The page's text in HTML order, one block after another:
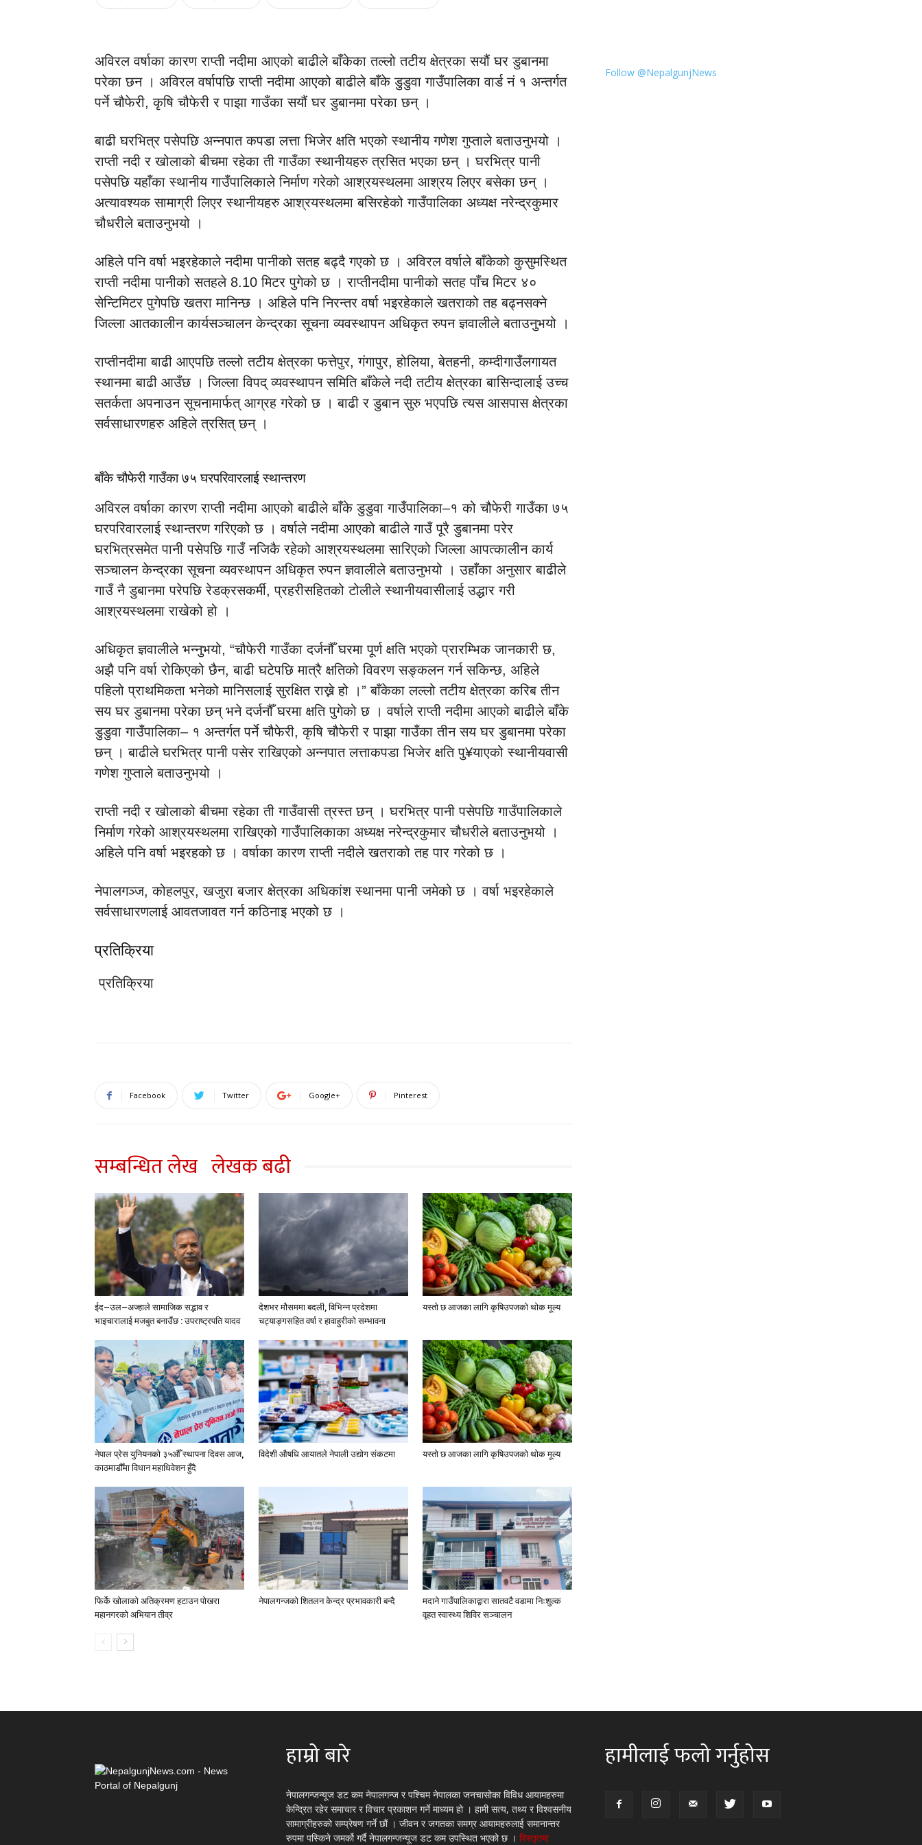
अविरल वर्षाका कारण राप्ती नदीमा आएको बाढीले बाँकेका तल्लो तटीय क्षेत्रका सयौं घर डुबानमा
परेका छन । अविरल वर्षापछि राप्ती नदीमा आएको बाढीले बाँके डुडुवा गाउँपालिका वार्ड नं १ अन्तर्गत
पर्ने चौफेरी, कृषि चौफेरी र पाझा गाउँका सयौं घर डुबानमा परेका छन् ।
बाढी घरभित्र पसेपछि अन्नपात कपडा लत्ता भिजेर क्षति भएको स्थानीय गणेश गुप्ताले बताउनुभयो ।
राप्ती नदी र खोलाको बीचमा रहेका ती गाउँका स्थानीयहरु त्रसित भएका छन् । घरभित्र पानी
पसेपछि यहाँका स्थानीय गाउँपालिकाले निर्माण गरेको आश्रयस्थलमा आश्रय लिएर बसेका छन् ।
अत्यावश्यक सामाग्री लिएर स्थानीयहरु आश्रयस्थलमा बसिरहेको गाउँपालिका अध्यक्ष नरेन्द्रकुमार
चौधरीले बताउनुभयो ।
अहिले पनि वर्षा भइरहेकाले नदीमा पानीको सतह बढ्दै गएको छ । अविरल वर्षाले बाँकेको कुसुमस्थित
राप्ती नदीमा पानीको सतहले 8.10 मिटर पुगेको छ । राप्तीनदीमा पानीको सतह पाँच मिटर ४०
सेन्टिमिटर पुगेपछि खतरा मानिन्छ । अहिले पनि निरन्तर वर्षा भइरहेकाले खतराको तह बढ्नसक्ने
जिल्ला आतकालीन कार्यसञ्चालन केन्द्रका सूचना व्यवस्थापन अधिकृत रुपन ज्ञवालीले बताउनुभयो ।
राप्तीनदीमा बाढी आएपछि तल्लो तटीय क्षेत्रका फत्तेपुर, गंगापुर, होलिया, बेतहनी, कम्दीगाउँलगायत
स्थानमा बाढी आउँछ । जिल्ला विपद् व्यवस्थापन समिति बाँकेले नदी तटीय क्षेत्रका बासिन्दालाई उच्च
सतर्कता अपनाउन सूचनामार्फत् आग्रह गरेको छ । बाढी र डुबान सुरु भएपछि त्यस आसपास क्षेत्रका
सर्वसाधारणहरु अहिले त्रसित् छन् ।
बाँके चौफेरी गाउँका ७५ घरपरिवारलाई स्थान्तरण
अविरल वर्षाका कारण राप्ती नदीमा आएको बाढीले बाँके डुडुवा गाउँपालिका–१ को चौफेरी गाउँका ७५
घरपरिवारलाई स्थान्तरण गरिएको छ । वर्षाले नदीमा आएको बाढीले गाउँ पूरै डुबानमा परेर
घरभित्रसमेत पानी पसेपछि गाउँ नजिकै रहेको आश्रयस्थलमा सारिएको जिल्ला आपत्कालीन कार्य
सञ्चालन केन्द्रका सूचना व्यवस्थापन अधिकृत रुपन ज्ञवालीले बताउनुभयो । उहाँका अनुसार बाढीले
गाउँ नै डुबानमा परेपछि रेडक्रसकर्मी, प्रहरीसहितको टोलीले स्थानीयवासीलाई उद्धार गरी
आश्रयस्थलमा राखेको हो ।
अधिकृत ज्ञवालीले भन्नुभयो, “चौफेरी गाउँका दर्जनौँ घरमा पूर्ण क्षति भएको प्रारम्भिक जानकारी छ,
अझै पनि वर्षा रोकिएको छैन, बाढी घटेपछि मात्रै क्षतिको विवरण सङ्कलन गर्न सकिन्छ, अहिले
पहिलो प्राथमिकता भनेको मानिसलाई सुरक्षित राख्ने हो ।” बाँकेका लल्लो तटीय क्षेत्रका करिब तीन
सय घर डुबानमा परेका छन् भने दर्जनौँ घरमा क्षति पुगेको छ । वर्षाले राप्ती नदीमा आएको बाढीले बाँके
डुडुवा गाउँपालिका– १ अन्तर्गत पर्ने चौफेरी, कृषि चौफेरी र पाझा गाउँका तीन सय घर डुबानमा परेका
छन् । बाढीले घरभित्र पानी पसेर राखिएको अन्नपात लत्ताकपडा भिजेर क्षति पु¥याएको स्थानीयवासी
गणेश गुप्ताले बताउनुभयो ।
राप्ती नदी र खोलाको बीचमा रहेका ती गाउँवासी त्रस्त छन् । घरभित्र पानी पसेपछि गाउँपालिकाले
निर्माण गरेको आश्रयस्थलमा राखिएको गाउँपालिकाका अध्यक्ष नरेन्द्रकुमार चौधरीले बताउनुभयो ।
अहिले पनि वर्षा भइरहको छ । वर्षाका कारण राप्ती नदीले खतराको तह पार गरेको छ ।
नेपालगञ्ज, कोहलपुर, खजुरा बजार क्षेत्रका अधिकांश स्थानमा पानी जमेको छ । वर्षा भइरहेकाले
सर्वसाधारणलाई आवतजावत गर्न कठिनाइ भएको छ ।
प्रतिक्रिया
प्रतिक्रिया
Facebook Twitter Google+ Pinterest
सम्बन्धित लेख लेखक बढी
ईद–उल–अज्हाले सामाजिक सद्भाव र
भाइचारालाई मजबुत बनाउँछ : उपराष्ट्रपति यादव
देशभर मौसममा बदली, विभिन्न प्रदेशमा
चट्याङ्गसहित वर्षा र हावाहुरीको सम्भावना
यस्तो छ आजका लागि कृषिउपजको थोक मूल्य
नेपाल प्रेस युनियनको ३५औँ स्थापना दिवस आज,
काठमाडौँमा विधान महाधिवेशन हुँदै
विदेशी औषधि आयातले नेपाली उद्योग संकटमा यस्तो छ आजका लागि कृषिउपजको थोक मूल्य
फिर्के खोलाको अतिक्रमण हटाउन पोखरा
महानगरको अभियान तीव्र
नेपालगन्जको शितलन केन्द्र प्रभावकारी बन्दै
मदाने गाउँपालिकाद्वारा सातवटै वडामा निःशुल्क
वृहत स्वास्थ्य शिविर सञ्चालन
Follow @NepalgunjNews
हाम्रो बारे
नेपालगन्जन्यूज डट कम नेपालगन्ज र पश्चिम नेपालका जनचासोका विविध आयामहरुमा
केन्द्रित रहेर समाचार र विचार प्रकाशन गर्ने माध्यम हो । हामी सत्य, तथ्य र विश्वसनीय
सामाग्रीहरुको सम्प्रेषण गर्ने छौं । जीवन र जगतका समग्र आयामहरुलाई समानान्तर
रुपमा पस्किने जमर्को गर्दै नेपालगन्जन्यूज डट कम उपस्थित भएको छ । विस्तृतमा
हामीलाई फलो गर्नुहोस